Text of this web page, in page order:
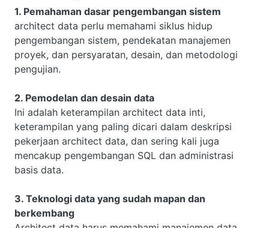
1. Pemahaman dasar pengembangan sistem
architect data perlu memahami siklus hidup
pengembangan sistem, pendekatan manajemen
proyek, dan persyaratan, desain, dan metodologi
pengujian.
2. Pemodelan dan desain data
Ini adalah keterampilan architect data inti,
keterampilan yang paling dicari dalam deskripsi
pekerjaan architect data, dan sering kali juga
mencakup pengembangan SQL dan administrasi
basis data.
3. Teknologi data yang sudah mapan dan
berkembang